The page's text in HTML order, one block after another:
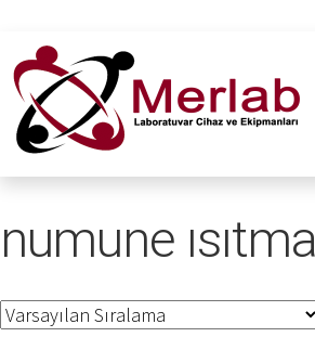
numune